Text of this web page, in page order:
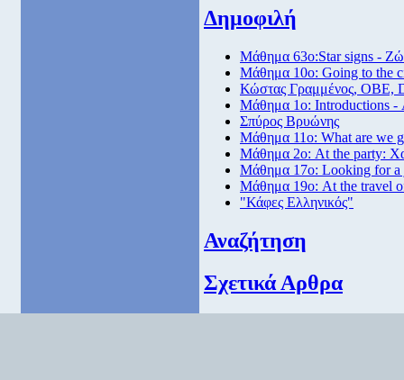
Δημοφιλή
Μάθημα 63ο:Star signs -
Μάθημα 10ο: Going to the
Κώστας Γραμμένος, ΟΒΕ,
Μάθημα 1ο: Introductions -
Σπύρος Βρυώνης
Μάθημα 11ο: What are we
Μάθημα 2ο: At the party:
Μάθημα 17ο: Looking for a
Μάθημα 19ο: At the travel
"Κάφες Ελληνικός"
Αναζήτηση
Σχετικά Αρθρα